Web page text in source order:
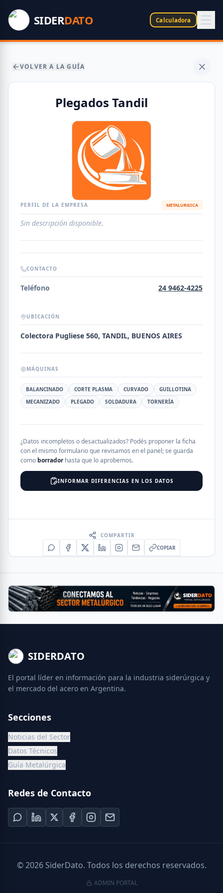
SIDERDATO Calculadora
VOLVER A LA GUÍA
Plegados Tandil
PERFIL DE LA EMPRESA METALURGICA
Sin descripción disponible.
CONTACTO
Teléfono 24 9462-4225
UBICACIÓN
Colectora Pugliese 560, TANDIL, BUENOS AIRES
MÁQUINAS
BALANCINADO CORTE PLASMA CURVADO
GUILLOTINA
MECANIZADO
PLEGADO SOLDADURA TORNERÍA
¿Datos incompletos o desactualizados? Podés proponer la ficha
con el mismo formulario que revisamos en el panel; se guarda
como borradorhasta que lo aprobemos.
INFORMAR DIFERENCIAS EN LOS DATOS
COMPARTIR
COPIAR
SIDERDATO
El portal líder en información para la industria siderúrgica y
el mercado del acero en Argentina.
Secciones
Noticias del Sector
Datos Técnicos
Guía Metalúrgica
Redes de Contacto
©2026SiderDato. Todos los derechos reservados.
ADMIN PORTAL